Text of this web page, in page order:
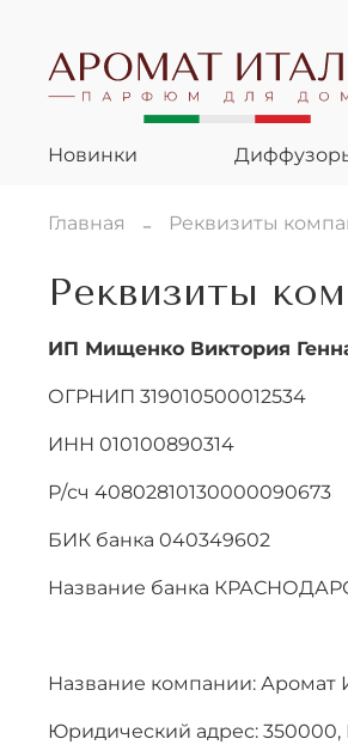
Новинки
Главная Реквизиты
Реквизиты
ИП Мищенко Виктория
ОГРНИП 319010500012534
ИНН 010100890314
Р/сч 40802810130000090673
БИК банка 040349602
Название банка
Название компании: Аромат
Юридический адрес: 350000,